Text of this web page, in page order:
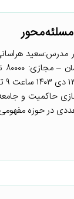
مدرس:سعید
۹٠۷، سالن کنفرانس
در حوزه